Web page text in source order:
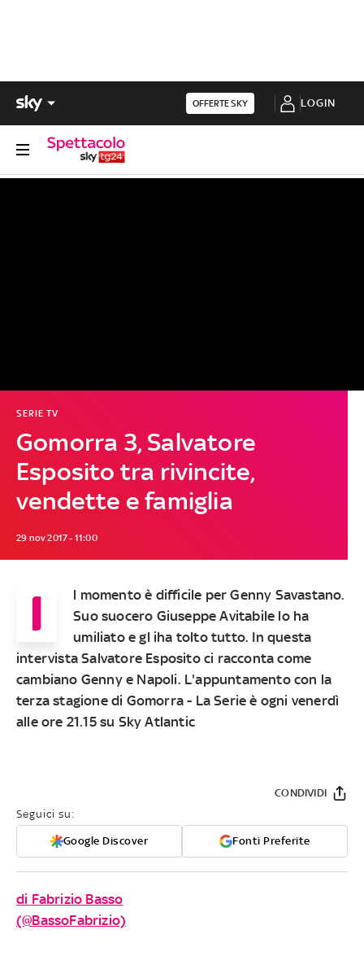
OFFERTE SKY LOGIN
Gomorra 3, Salvatore
Esposito tra rivincite,
vendette e famiglia
SERIE TV
29 nov 2017 - 11:00
I l momento è difficile perGenny Savastano.
Suo suocero Giuseppe Avitabile lo ha
umiliato e gl iha tolto tutto. In questa
intervista Salvatore Espositoci racconta come
cambiano Genny e Napoli. L'appuntamento con la
terza stagione di Gomorra - La Serie è ogni venerdì
alle ore 21.15 su Sky Atlantic
Seguici su:
Google Discover Fonti Preferite
CONDIVIDI
di Fabrizio Basso
(@BassoFabrizio)